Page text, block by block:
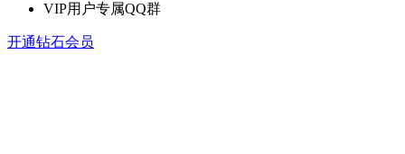
VIP用户专属QQ群
开通钻石会员